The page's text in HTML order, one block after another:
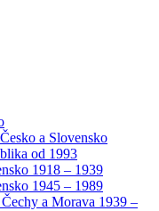
a Slovensko
od 1993
1918 – 1939
1945 – 1989
a Morava 1939 –